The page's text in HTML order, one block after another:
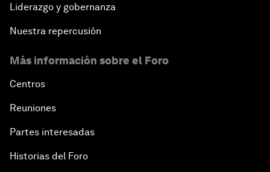
Liderazgo y gobernanza
Nuestra repercusión
Más información sobre el Foro
Centros
Reuniones
Partes interesadas
Historias del Foro